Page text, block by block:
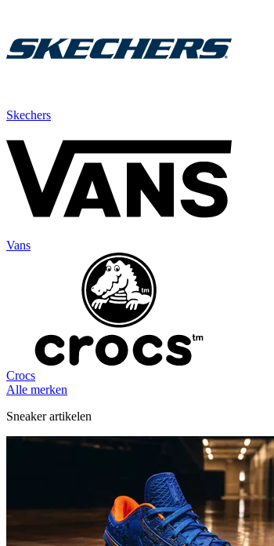
Skechers
Vans
Crocs
Alle merken
Sneaker artikelen